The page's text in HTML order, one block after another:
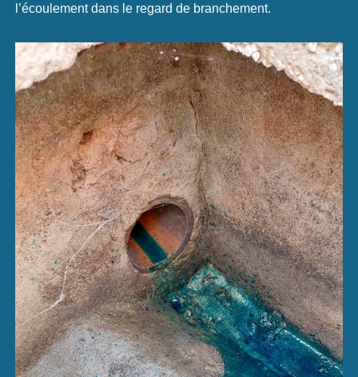
l’écoulement dans le regard de branchement.